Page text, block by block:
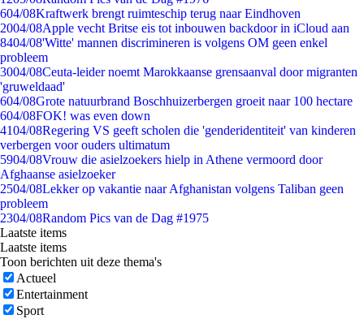
604/08Kraftwerk brengt ruimteschip terug naar Eindhoven
2004/08Apple vecht Britse eis tot inbouwen backdoor in iCloud aan
8404/08'Witte' mannen discrimineren is volgens OM geen enkel
probleem
3004/08Ceuta-leider noemt Marokkaanse grensaanval door migranten
'gruweldaad'
604/08Grote natuurbrand Boschhuizerbergen groeit naar 100 hectare
604/08FOK! was even down
4104/08Regering VS geeft scholen die 'genderidentiteit' van kinderen
verbergen voor ouders ultimatum
5904/08Vrouw die asielzoekers hielp in Athene vermoord door
Afghaanse asielzoeker
2504/08Lekker op vakantie naar Afghanistan volgens Taliban geen
probleem
2304/08Random Pics van de Dag #1975
Laatste items
Laatste items
Toon berichten uit deze thema's
Actueel
Entertainment
Sport